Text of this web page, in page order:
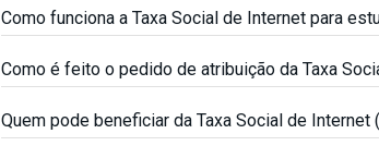
Como funciona a Taxa Social de Internet para
Como é feito o pedido de atribuição da Taxa
Quem pode beneficiar da Taxa Social de Internet